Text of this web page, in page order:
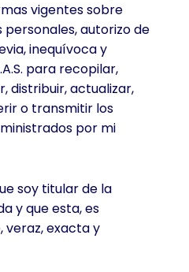
vigentes sobre
autorizo de
inequívoca y
para recopilar,
distribuir, actualizar,
o transmitir los
por mi
soy titular de la
y que esta, es
exacta y